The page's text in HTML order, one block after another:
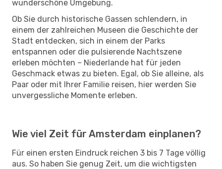
wunderschöne Umgebung.
Ob Sie durch historische Gassen schlendern, in
einem der zahlreichen Museen die Geschichte der
Stadt entdecken, sich in einem der Parks
entspannen oder die pulsierende Nachtszene
erleben möchten – Niederlande hat für jeden
Geschmack etwas zu bieten. Egal, ob Sie alleine, als
Paar oder mit Ihrer Familie reisen, hier werden Sie
unvergessliche Momente erleben.
Wie viel Zeit für Amsterdam einplanen?
Für einen ersten Eindruck reichen 3 bis 7 Tage völlig
aus. So haben Sie genug Zeit, um die wichtigsten